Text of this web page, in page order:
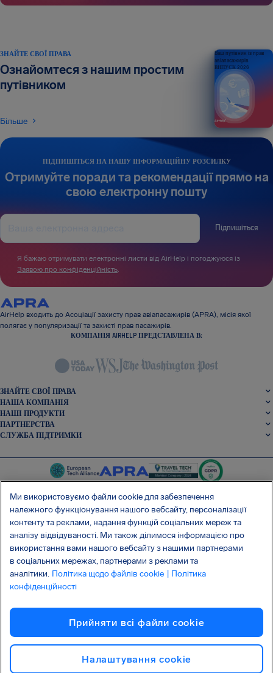
ПІДПИШІТЬСЯ НА НАШУ ІНФОРМАЦІЙНУ РОЗСИЛКУ
Отримуйте поради та рекомендації прямо на
свою електронну пошту
Підпишіться
Я бажаю отримувати електронні листи від AirHelp і погоджуюся із
Заявою про конфіденційність
ЗНАЙТЕ СВОЇ ПРАВА
Ознайомтеся з нашим простим
путівником
Більше
Ваш путівник із прав
авіапасажирів
ВИПУСК 2026
AirHelp входить до Асоціації захисту прав авіапасажирів (APRA), місія якої
полягає у популяризації та захисті прав пасажирів.
КОМПАНІЯ AIRHELP ПРЕДСТАВЛЕНА В:
ЗНАЙТЕ СВОЇ ПРАВА
НАША КОМПАНІЯ
НАШІ ПРОДУКТИ
ПАРТНЕРСТВА
СЛУЖБА ПІДТРИМКИ
SocialFacebook
SocialTwitter
SocialInstagram
SocialLinkedin
ОТРИМАЙТЕ НАШ БЕЗКОШТОВНИЙ ДОДАТОК
Політика конфіденційності
Файли cookie
Атака на ланцюг постачання Shai-Hulud
Авторське право © 2026 AirHelp
Ми використовуємо файли cookie для забезпечення
належного функціонування нашого вебсайту, персоналізації
контенту та реклами, надання функцій соціальних мереж та
аналізу відвідуваності. Ми також ділимося інформацією про
використання вами нашого вебсайту з нашими партнерами
в соціальних мережах, партнерами з реклами та
аналітики. Політика щодо файлів cookie
| Політика
конфіденційності
Прийняти всі файли сookie
Налаштування cookie